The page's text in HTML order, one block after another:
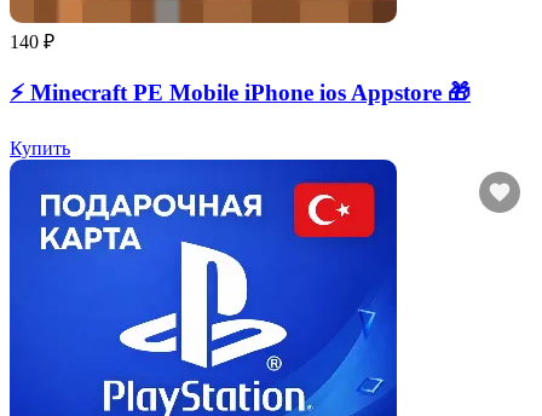
140 ₽
⚡️ Minecraft PE Mobile iPhone ios Appstore 🎁
Купить